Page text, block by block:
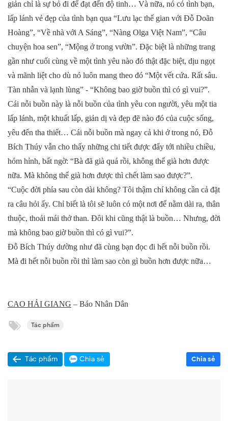
giản chỉ là sự bỏ đi để đạt đến độ tinh… Và nữa, nó có tình bạn,
lấp lánh vẻ đẹp của tình bạn qua “Lưu lạc thế gian với Đỗ Doãn
Hoàng”, “Về nhà với A Sáng”, “Nàng Olga Việt Nam”, “Câu
chuyện hoa sen”, “Mộng ở trong vườn”. Đặc biệt là những trang
gần như cuối cùng về một tình yêu nào đó thật đặc biệt, dịu ngọt
và mãnh liệt cho dù nó luôn mang theo đó “Một vết cứa. Rất sâu.
Tàn nhẫn và lạnh lùng” - “Không bao giờ buồn thì có gì vui?”.
Cái nỗi buồn này là nỗi buồn của tình yêu con người, yêu một tia
lấp lánh, một khuất lấp, giản dị và đẹp đẽ nào đó của cuộc sống,
yêu đến tha thiết… Cái nỗi buồn mà ngay cả khi ở trong nó, Đỗ
Bích Thúy vẫn cho thấy những chi tiết được đẩy tới nhiều chiều,
hóm hỉnh, bất ngờ: “Bà đã già quá rồi, không thể già hơn được
nữa. Mà không thể già hơn được thì chết làm sao được?”.
“Cuộc đời phía sau còn dài không? Tôi thậm chí không cần cả đặt
ra câu hỏi ấy. Chỉ biết là tôi sẽ luôn có một nơi để nằm dài ra, thân
thuộc, thoải mái thở than. Đôi khi cũng thật là buồn… Nhưng, đời
mà không bao giờ buồn thì có gì vui?”.
Đỗ Bích Thúy dường như đã cùng bạn đọc đi hết nỗi buồn rồi.
Mà đi hết nỗi buồn rồi thì làm sao còn gì buồn hơn được nữa…
CAO HẢI GIANG – Báo Nhân Dân
Tác phẩm
Tác phẩm Chia sẻ Chia sẻ